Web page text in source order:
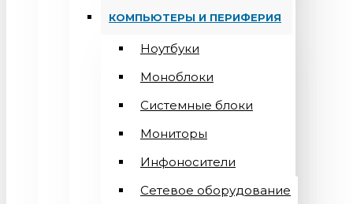
КОМПЬЮТЕРЫ И ПЕРИФЕРИЯ
Ноутбуки
Моноблоки
Системные блоки
Мониторы
Инфоносители
Сетевое оборудование